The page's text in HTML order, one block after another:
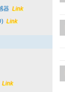
器 Link
Link
Link